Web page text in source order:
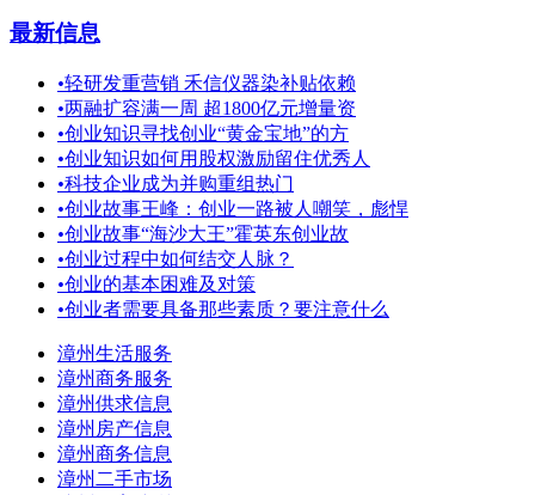
最新信息
•轻研发重营销 禾信仪器染补贴依赖
•两融扩容满一周 超1800亿元增量资
•创业知识寻找创业“黄金宝地”的方
•创业知识如何用股权激励留住优秀人
•科技企业成为并购重组热门
•创业故事王峰：创业一路被人嘲笑，彪悍
•创业故事“海沙大王”霍英东创业故
•创业过程中如何结交人脉？
•创业的基本困难及对策
•创业者需要具备那些素质？要注意什么
漳州生活服务
漳州商务服务
漳州供求信息
漳州房产信息
漳州商务信息
漳州二手市场